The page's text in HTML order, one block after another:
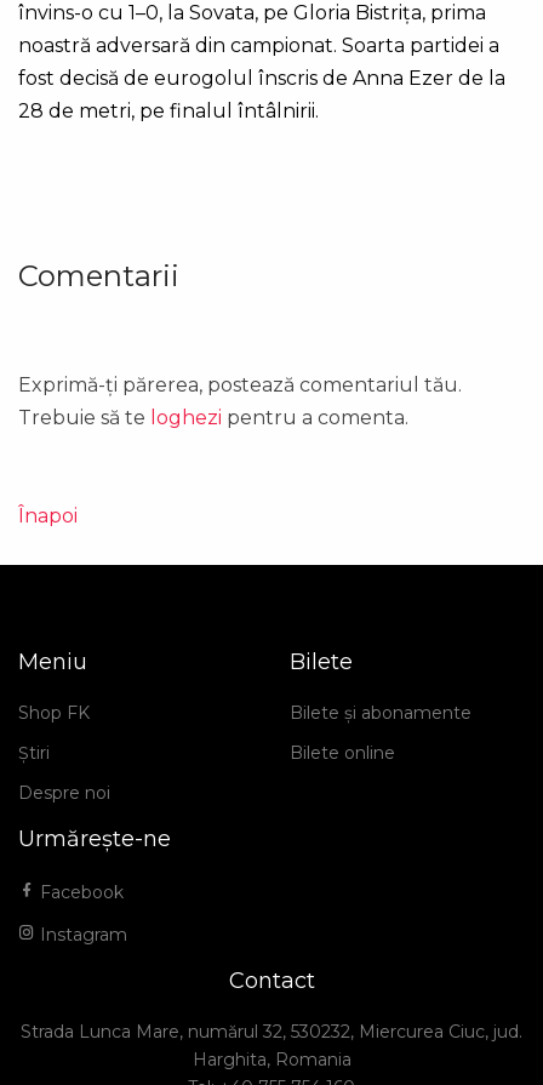
învins-o cu 1–0, la Sovata, pe Gloria Bistrița, prima
noastră adversară din campionat. Soarta partidei a
fost decisă de eurogolul înscris de Anna Ezer de la
28 de metri, pe finalul întâlnirii.
Comentarii
Exprimă-ți părerea, postează comentariul tău.
Trebuie să te loghezi pentru a comenta.
Înapoi
Meniu
Shop FK
Știri
Despre noi
Bilete
Bilete și abonamente
Bilete online
Urmărește-ne
Facebook
Instagram
Contact
Strada Lunca Mare, numărul 32, 530232, Miercurea Ciuc, jud.
Harghita, Romania